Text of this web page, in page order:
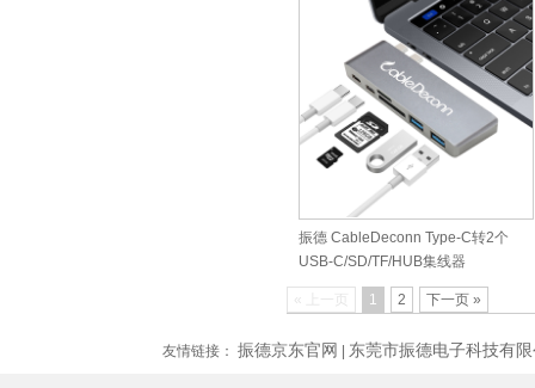
振德 CableDeconn Type-C转2个
USB-C/SD/TF/HUB集线器
« 上一页 1 2 下一页 »
友情链接： 振德京东官网 东莞市振德电子科技有